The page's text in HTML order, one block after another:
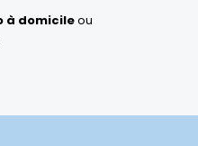
à domicileou